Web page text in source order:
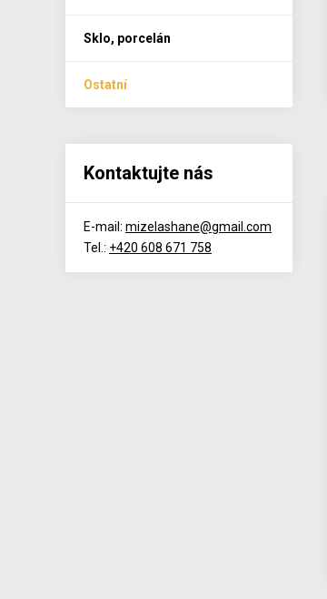
Sklo, porcelán
Ostatní
Kontaktujte nás
E-mail: mizelashane@gmail.com
Tel.: +420 608 671 758